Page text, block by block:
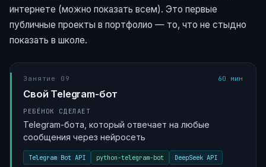
интернете (можно показать всем). Это первые
публичные проекты в портфолио — то, что не стыдно
показать в школе.
Занятие 09 60 мин
Свой Telegram-бот
РЕБЁНОК СДЕЛАЕТ
Telegram-бота, который отвечает на любые
сообщения через нейросеть
Telegram Bot API python-telegram-bot DeepSeek API